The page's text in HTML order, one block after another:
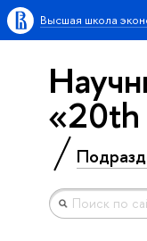
Высшая школа
«20th